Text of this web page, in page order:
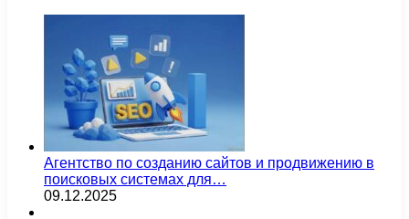
Агентство по созданию сайтов и продвижению в
поисковых системах для…
09.12.2025